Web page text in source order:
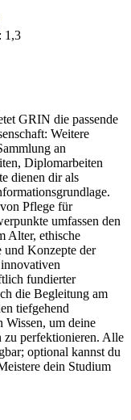
1,3
GRIN die passende
Weitere
an
Diplomarbeiten
dienen dir als
Pflege für
umfassen den
Alter, ethische
und Konzepte der
fundierter
die Begleitung am
tiefgehend
Wissen, um deine
zu perfektionieren. Alle
optional kannst du
dein Studium